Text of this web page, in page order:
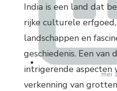
mei
India is een land dat
rijke culturele
landschappen en
geschiedenis. Een van
intrigerende aspecten
verkenning van